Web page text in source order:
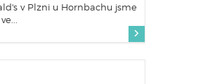
v Plzni u Hornbachu jsme